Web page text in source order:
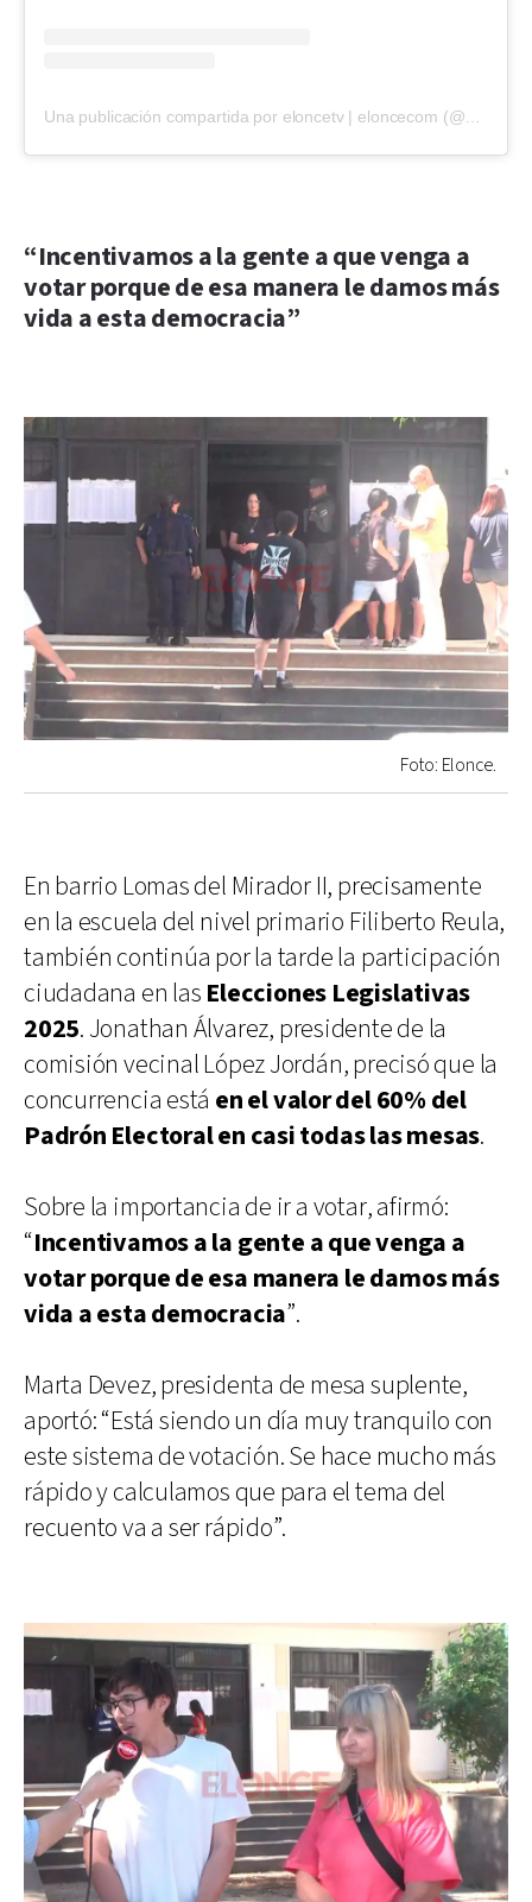
“Incentivamos a la gente a que venga a
votar porque de esa manera le damos más
vida a esta democracia”
Foto: Elonce.
En barrio Lomas del Mirador II, precisamente
en la escuela del nivel primario Filiberto Reula,
también continúa por la tarde la participación
ciudadana en las Elecciones Legislativas
2025. Jonathan Álvarez, presidente de la
comisión vecinal López Jordán, precisó que la
concurrencia está en el valor del 60% del
Padrón Electoral en casi todas las mesas.
Sobre la importancia de ir a votar, afirmó:
“Incentivamos a la gente a que venga a
votar porque de esa manera le damos más
vida a esta democracia”.
Marta Devez, presidenta de mesa suplente,
aportó: “Está siendo un día muy tranquilo con
este sistema de votación. Se hace mucho más
rápido y calculamos que para el tema del
recuento va a ser rápido”.